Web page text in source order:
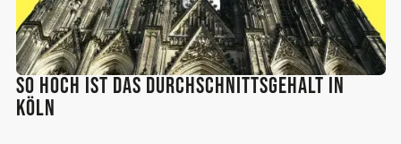
So hoch ist das Durchschnittsgehalt in
Köln